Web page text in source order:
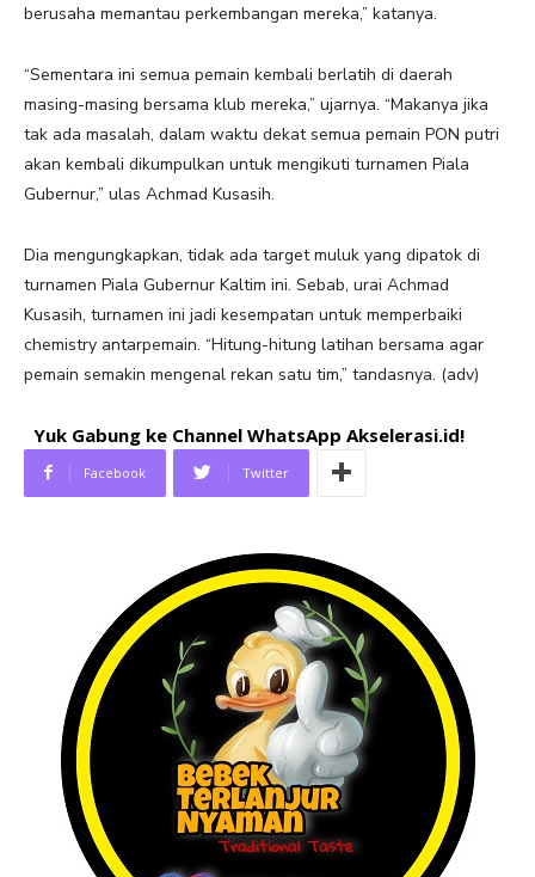
berusaha memantau perkembangan mereka,” katanya.
“Sementara ini semua pemain kembali berlatih di daerah
masing-masing bersama klub mereka,” ujarnya. “Makanya jika
tak ada masalah, dalam waktu dekat semua pemain PON putri
akan kembali dikumpulkan untuk mengikuti turnamen Piala
Gubernur,” ulas Achmad Kusasih.
Dia mengungkapkan, tidak ada target muluk yang dipatok di
turnamen Piala Gubernur Kaltim ini. Sebab, urai Achmad
Kusasih, turnamen ini jadi kesempatan untuk memperbaiki
chemistry antarpemain. “Hitung-hitung latihan bersama agar
pemain semakin mengenal rekan satu tim,” tandasnya. (adv)
Yuk Gabung ke Channel WhatsApp Akselerasi.id!
Facebook Twitter